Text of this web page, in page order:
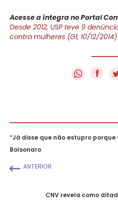
Acesse a íntegra no Portal
Desde 2012, USP teve 9
contra mulheres (G1, 10/12/2014)
f
“Já disse que não estupro porque
Bolsonaro
ANTERIOR
CNV revela como